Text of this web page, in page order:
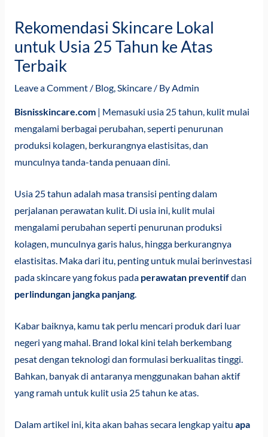
Rekomendasi Skincare Lokal
untuk Usia 25 Tahun ke Atas
Terbaik
Leave a Comment / Blog,Skincare/ ByAdmin
Bisnisskincare.com| Memasuki usia 25 tahun, kulit mulai
mengalami berbagai perubahan, seperti penurunan
produksi kolagen, berkurangnya elastisitas, dan
munculnya tanda-tanda penuaan dini.
Usia 25 tahun adalah masa transisi penting dalam
perjalanan perawatan kulit. Di usia ini, kulit mulai
mengalami perubahan seperti penurunan produksi
kolagen, munculnya garis halus, hingga berkurangnya
elastisitas. Maka dari itu, penting untuk mulai berinvestasi
pada skincare yang fokus pada perawatan preventifdan
perlindungan jangka panjang.
Kabar baiknya, kamu tak perlu mencari produk dari luar
negeri yang mahal. Brand lokal kini telah berkembang
pesat dengan teknologi dan formulasi berkualitas tinggi.
Bahkan, banyak di antaranya menggunakan bahan aktif
yang ramah untuk kulit usia 25 tahun ke atas.
Dalam artikel ini, kita akan bahas secara lengkap yaitu apa